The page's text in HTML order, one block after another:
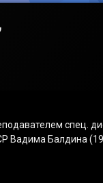
спец.
Вадима Балдина